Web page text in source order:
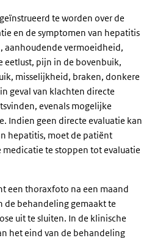
te worden over de
en de symptomen van hepatitis
aanhoudende vermoeidheid,
eetlust, pijn in de bovenbuik,
misselijkheid, braken, donkere
geval van klachten directe
evenals mogelijke
Indien geen directe evaluatie kan
hepatitis, moet de patiënt
te stoppen tot evaluatie
een thoraxfoto na een maand
de behandeling gemaakt te
uit te sluiten. In de klinische
het eind van de behandeling